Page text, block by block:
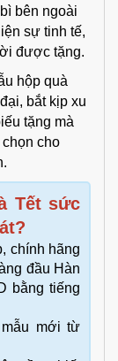
bên ngoài
sự tinh tế,
được tặng.
hộp quà
bắt kịp xu
tặng mà
cho
Tết sức
chính hãng
đầu Hàn
bằng tiếng
mới từ